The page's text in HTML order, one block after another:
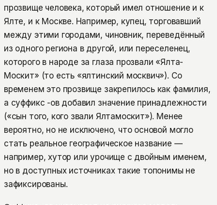
прозвище человека, который имел отношение и к
Ялте, и к Москве. Например, купец, торговавший
между этими городами, чиновник, переведённый
из одного региона в другой, или переселенец,
которого в народе за глаза прозвали «Ялта-
Москит» (то есть «ялтинский москвич»). Со
временем это прозвище закрепилось как фамилия,
а суффикс -ов добавил значение принадлежности
(«сын того, кого звали Ялтамоскит»). Менее
вероятно, но не исключено, что основой могло
стать реальное географическое название —
например, хутор или урочище с двойным именем,
но в доступных источниках такие топонимы не
зафиксированы.